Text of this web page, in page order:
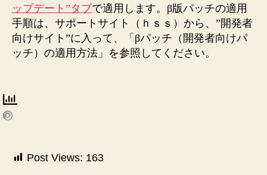
ップデート”タブで適用します。β版パッチの適用
手順は、サポートサイト（ｈｓｓ）から、”開発者
向けサイト”に入って、「βパッチ（開発者向けパ
ッチ）の適用方法」を参照してください。
Post Views: 163